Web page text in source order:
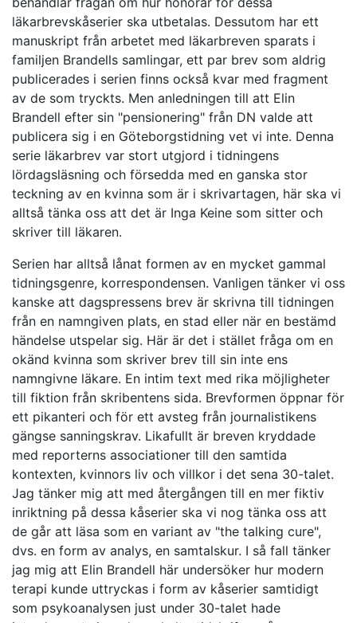
läkarbrevskåserier ska utbetalas. Dessutom har ett
manuskript från arbetet med läkarbreven sparats i
familjen Brandells samlingar, ett par brev som aldrig
publicerades i serien finns också kvar med fragment
av de som tryckts. Men anledningen till att Elin
Brandell efter sin "pensionering" från DN valde att
publicera sig i en Göteborgstidning vet vi inte. Denna
serie läkarbrev var stort utgjord i tidningens
lördagsläsning och försedda med en ganska stor
teckning av en kvinna som är i skrivartagen, här ska vi
alltså tänka oss att det är Inga Keine som sitter och
skriver till läkaren.
Serien har alltså lånat formen av en mycket gammal
tidningsgenre, korrespondensen. Vanligen tänker vi oss
kanske att dagspressens brev är skrivna till tidningen
från en namngiven plats, en stad eller när en bestämd
händelse utspelar sig. Här är det i stället fråga om en
okänd kvinna som skriver brev till sin inte ens
namngivne läkare. En intim text med rika möjligheter
till fiktion från skribentens sida. Brevformen öppnar för
ett pikanteri och för ett avsteg från journalistikens
gängse sanningskrav. Likafullt är breven kryddade
med reporterns associationer till den samtida
kontexten, kvinnors liv och villkor i det sena 30-talet.
Jag tänker mig att med återgången till en mer fiktiv
inriktning på dessa kåserier ska vi nog tänka oss att
de går att läsa som en variant av "the talking cure",
dvs. en form av analys, en samtalskur. I så fall tänker
jag mig att Elin Brandell här undersöker hur modern
terapi kunde uttryckas i form av kåserier samtidigt
som psykoanalysen just under 30-talet hade